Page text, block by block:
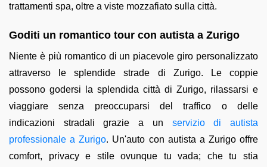
trattamenti spa, oltre a viste mozzafiato sulla città.
Goditi un romantico tour con autista a Zurigo
Niente è più romantico di un piacevole giro personalizzato
attraverso le splendide strade di Zurigo. Le coppie
possono godersi la splendida città di Zurigo, rilassarsi e
viaggiare senza preoccuparsi del traffico o delle
indicazioni stradali grazie a un servizio di autista
professionale a Zurigo. Un'auto con autista a Zurigo offre
comfort, privacy e stile ovunque tu vada; che tu stia